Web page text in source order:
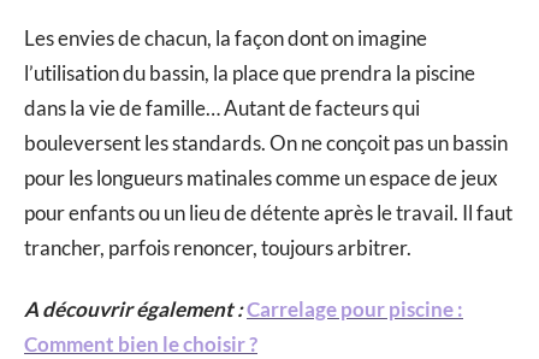
Les envies de chacun, la façon dont on imagine
l’utilisation du bassin, la place que prendra la piscine
dans la vie de famille… Autant de facteurs qui
bouleversent les standards. On ne conçoit pas un bassin
pour les longueurs matinales comme un espace de jeux
pour enfants ou un lieu de détente après le travail. Il faut
trancher, parfois renoncer, toujours arbitrer.
A découvrir également :Carrelage pour piscine :
Comment bien le choisir ?